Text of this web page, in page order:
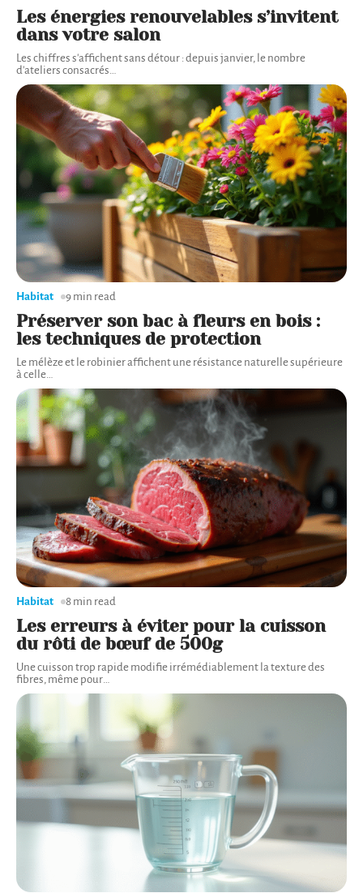
Les énergies renouvelables s’invitent
dans votre salon
Les chiffres s'affichent sans détour : depuis janvier, le nombre
d'ateliers consacrés
Préserver son bac à fleurs en bois :
les techniques de protection
Le mélèze et le robinier affichent une résistance naturelle supérieure
à celle…
Habitat 9 min read
Les erreurs à éviter pour la cuisson
du rôti de bœuf de 500g
Une cuisson trop rapide modifie irrémédiablement la texture des
fibres, même pour…
Habitat 8 min read